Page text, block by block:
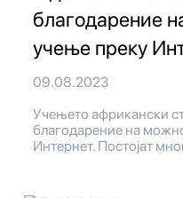
благодарение
учење преку
09.08.2023
Учењето африкански
благодарение на
Интернет. Постојат